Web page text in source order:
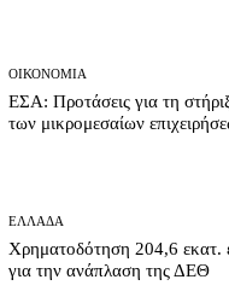
ΟΙΚΟΝΟΜΊΑ
ΕΣΑ: Προτάσεις για τη
των μικρομεσαίων
ΕΛΛΆΔΑ
Χρηματοδότηση 204,6 εκατ.
για την ανάπλαση της ΔΕΘ